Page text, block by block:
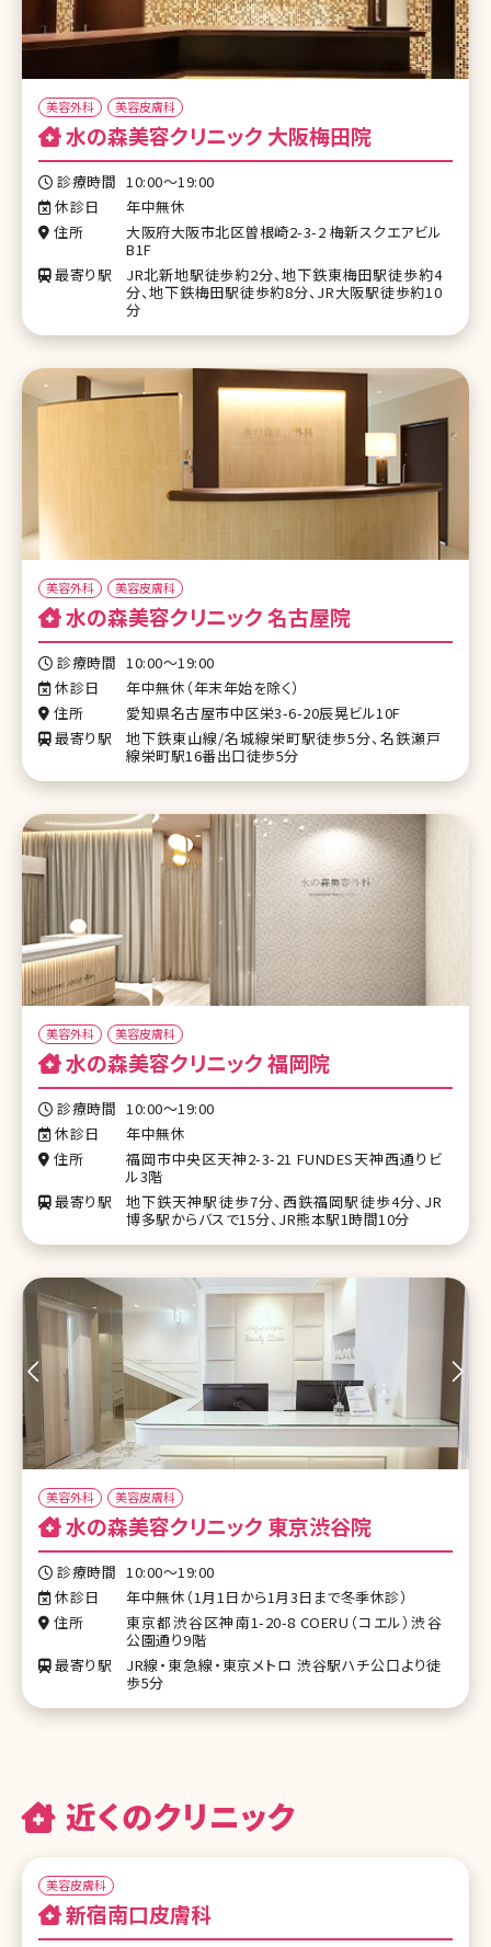
美容外科 美容皮膚科
水の森美容クリニック 大阪梅田院
診療時間 10:00～19:00
休診日
年中無休
住所
大阪府大阪市北区曽根崎2-3-2 梅新スクエアビル
B1F
最寄り駅
JR北新地駅徒歩約2分、地下鉄東梅田駅徒歩約4
分、地下鉄梅田駅徒歩約8分、JR大阪駅徒歩約10
分
美容外科 美容皮膚科
水の森美容クリニック 名古屋院
診療時間 10:00～19:00
休診日
年中無休（年末年始を除く）
住所
愛知県名古屋市中区栄3-6-20辰晃ビル10F
最寄り駅
地下鉄東山線/名城線栄町駅徒歩5分、名鉄瀬戸
線栄町駅16番出口徒歩5分
美容外科 美容皮膚科
水の森美容クリニック 福岡院
診療時間 10:00～19:00
休診日
年中無休
住所
福岡市中央区天神2-3-21 FUNDES天神西通りビ
ル3階
最寄り駅
地下鉄天神駅徒歩7分、西鉄福岡駅徒歩4分、JR
博多駅からバスで15分、JR熊本駅1時間10分
美容外科 美容皮膚科
水の森美容クリニック 東京渋谷院
診療時間 10:00～19:00
休診日
年中無休（1月1日から1月3日まで冬季休診）
住所
東京都渋谷区神南1-20-8 COERU（コエル）渋谷
公園通り9階
最寄り駅
JR線・東急線・東京メトロ 渋谷駅ハチ公口より徒
歩5分
近くのクリニック
美容皮膚科
新宿南口皮膚科